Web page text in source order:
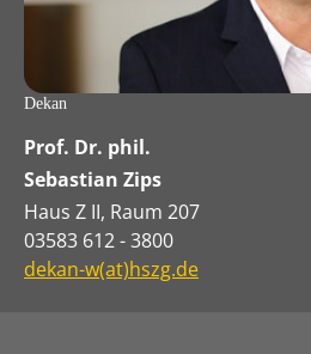
Dekan
Prof. Dr. phil.
Sebastian Zips
Haus Z II, Raum 207
03583 612 - 3800
dekan-w(at)hszg.de